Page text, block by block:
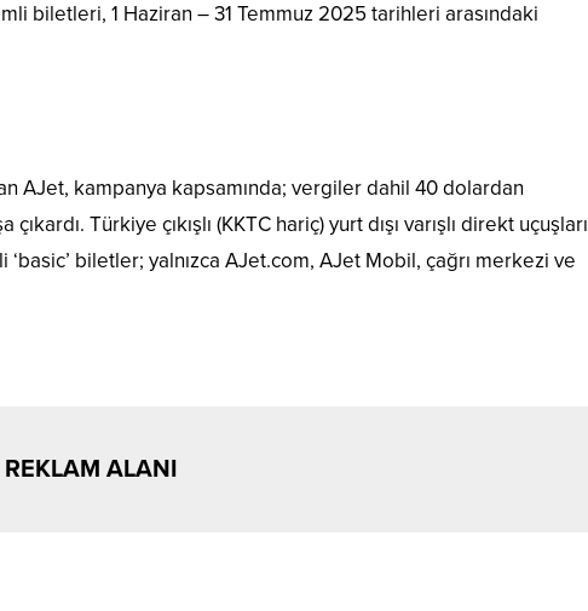
biletleri, 1 Haziran – 31 Temmuz 2025 tarihleri arasındaki
AJet, kampanya kapsamında; vergiler dahil 40 dolardan
Türkiye çıkışlı (KKTC hariç) yurt dışı varışlı direkt uçuşları
biletler; yalnızca AJet.com, AJet Mobil, çağrı merkezi ve
REKLAM ALANI